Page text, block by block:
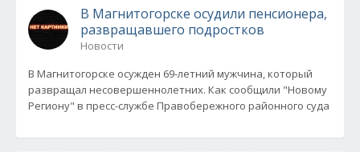
В Магнитогорске осудили пенсионера,
развращавшего подростков
Новости
В Магнитогорске осужден 69-летний мужчина, который
развращал несовершеннолетних. Как сообщили "Новому
Региону" в пресс-службе Правобережного районного суда